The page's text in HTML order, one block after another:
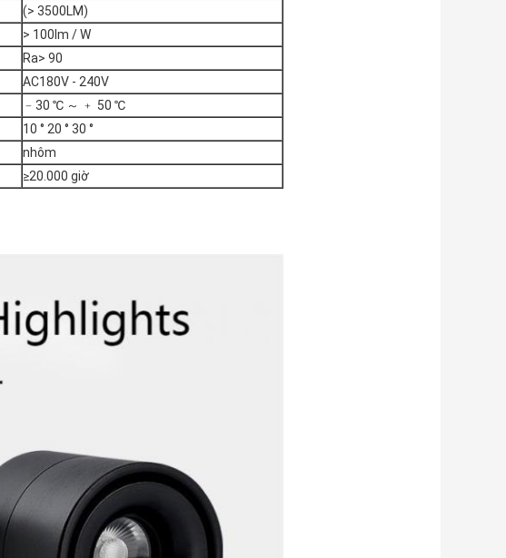
(> 3500LM)
> 100lm / W
Ra> 90
AC180V - 240V
﹣30 ℃ ～ ﹢ 50 ℃
10 ° 20 ° 30 °
nhôm
≥20.000 giờ